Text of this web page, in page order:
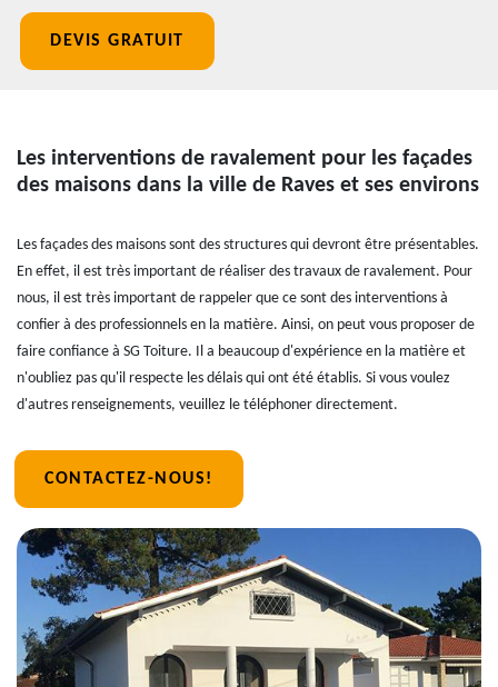
DEVIS GRATUIT
Les interventions de ravalement pour les façades
des maisons dans la ville de Raves et ses environs
Les façades des maisons sont des structures qui devront être présentables.
En effet, il est très important de réaliser des travaux de ravalement. Pour
nous, il est très important de rappeler que ce sont des interventions à
confier à des professionnels en la matière. Ainsi, on peut vous proposer de
faire confiance à SG Toiture. Il a beaucoup d'expérience en la matière et
n'oubliez pas qu'il respecte les délais qui ont été établis. Si vous voulez
d'autres renseignements, veuillez le téléphoner directement.
CONTACTEZ-NOUS!